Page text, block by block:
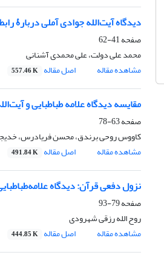
دیدگاه آیت‌الله جوادی آملی دربارۀ
صفحه41-62
محمد علی دولت، علی محمدی آشنانی
مشاهده مقاله
اصل مقاله 557.46 K
مقایسه دیدگاه علامه طباطبایی و
صفحه63-78
کاووس روحی برندق، محسن فریادرس،
مشاهده مقاله
اصل مقاله 491.84 K
نزول دفعی قرآن: دیدگاه
صفحه79-93
روح الله رزقی شهرودی
مشاهده مقاله
اصل مقاله 444.85 K